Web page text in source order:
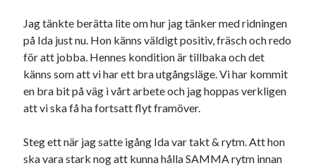
denna bloggen kan ni följa min resa med hästarna, från ponnytävlingar i
dressyr & hoppning till MSV hopp & dressyr på stor häst.
Sök
Sök
Senaste inläggen
Jag tänkte berätta lite om hur jag tänker med ridningen
på Ida just nu. Hon känns väldigt positiv, fräsch och redo
för att jobba. Hennes kondition är tillbaka och det
känns som att vi har ett bra utgångsläge. Vi har kommit
en bra bit på väg i vårt arbete och jag hoppas verkligen
att vi ska få ha fortsatt flyt framöver.
Steg ett när jag satte igång Ida var takt & rytm. Att hon
ska vara stark nog att kunna hålla SAMMA rytm innan